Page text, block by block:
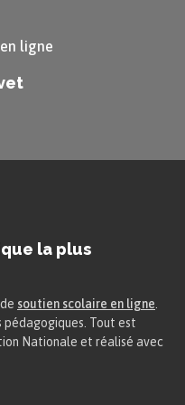
est de 80,4 ans. En
vit donc, en
en Estonie qu’en
qualité de vie est
ce qui démontre
pas accès aux
droits sociaux.
très
que tous
économiques, ni
ligne
la plus
soutien scolaire en ligne
pédagogiques. Tout est
Nationale et réalisé avec